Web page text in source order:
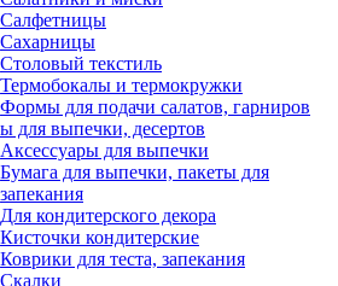
Салфетницы
Сахарницы
Столовый текстиль
Термобокалы и термокружки
Формы для подачи салатов, гарниров
для выпечки, десертов
Аксессуары для выпечки
Бумага для выпечки, пакеты для
запекания
Для кондитерского декора
Кисточки кондитерские
Коврики для теста, запекания
Скалки